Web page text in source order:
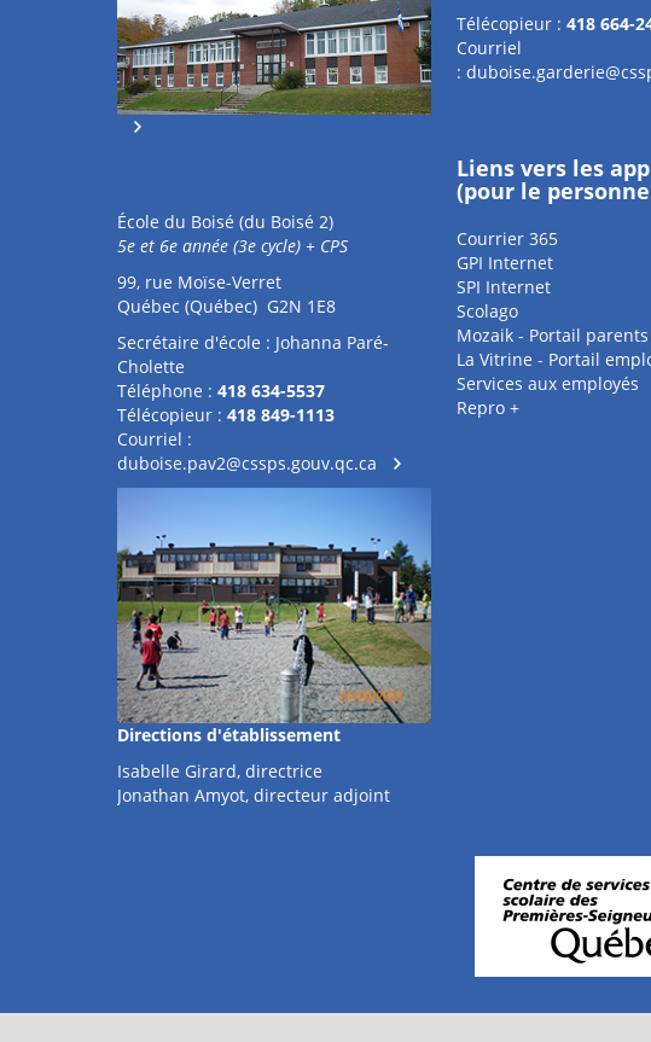
École du Boisé (du Boisé 2)
5e et 6e année (3e cycle) + CPS
99, rue Moïse-Verret
Québec (Québec) G2N 1E8
Secrétaire d'école : Johanna Paré-
Cholette
Téléphone : 418 634-5537
Télécopieur : 418 849-1113
Courriel :
duboise.pav2@cssps.gouv.qc.ca
Directions d'établissement
Isabelle Girard, directrice
Jonathan Amyot, directeur adjoint
Télécopieur : 418 664-
Courriel
:
Liens vers les
(pour le
Courrier 365
GPI Internet
SPI Internet
Scolago
Mozaik - Portail parents
La Vitrine - Portail
Services aux employés
Repro +